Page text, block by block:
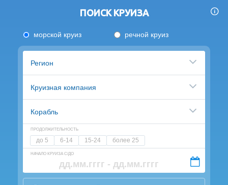
ПОИСК КРУИЗА
морской круиз речной круиз
Регион
Круизная компания
Корабль
ПРОДОЛЖИТЕЛЬНОСТЬ
до 5 6-14 15-24 более 25
НАЧАЛО КРУИЗА С/ДО